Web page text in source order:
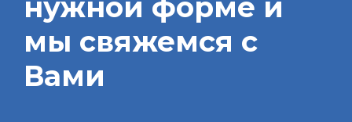
нужной форме и
мы свяжемся с
Вами